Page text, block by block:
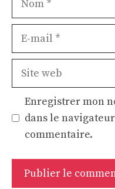
Site
Enregistrer mon
dans le
commentaire.